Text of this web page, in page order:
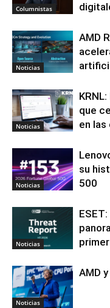
Columnistas
Noticias
AMD
Noticias
que
en
Noticias
su
500
Noticias
Noticias
AMD